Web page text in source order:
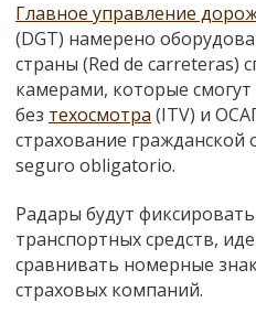
Главное управление
(DGT) намерено
страны (Red de carreteras)
камерами, которые
без техосмотра (ITV) и
страхование гражданской
seguro obligatorio.
Радары будут
транспортных средств,
сравнивать номерные
страховых компаний.